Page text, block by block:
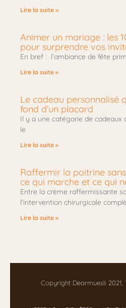
Lire la suite »
Animer un mariage : les
pour surprendre vos
En bref : l’ambiance de fête
Lire la suite »
Le cadeau personnalisé
fond d’un placard
Il y a une catégorie de cadeaux
le
Lire la suite »
Raffermir la poitrine
ce qui marche et ce qui
Entre la crème raffermissante
l’intervention chirurgicale
Lire la suite »
Copyright Dearmuesli 2021,